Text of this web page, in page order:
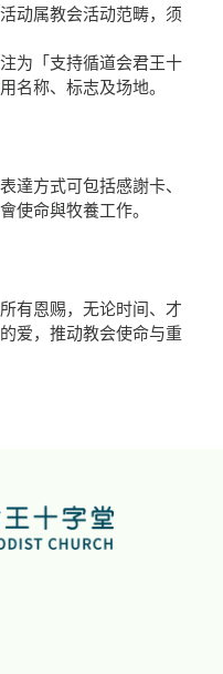
动属教会活动范畴，须
为「支持循道会君王十
名称、标志及场地。
達方式可包括感謝卡、
使命與牧養工作。
有恩赐，无论时间、才
爱，推动教会使命与重